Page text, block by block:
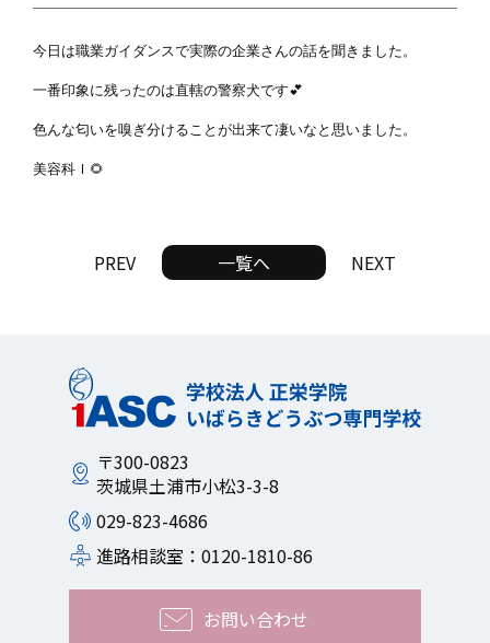
今日は職業ガイダンスで実際の企業さんの話を聞きました。
一番印象に残ったのは直轄の警察犬です💕
色んな匂いを嗅ぎ分けることが出来て凄いなと思いました。
美容科Ｉ🌻
PREV 一覧へ NEXT
〒300-0823
茨城県土浦市小松3-3-8
029-823-4686
進路相談室：0120-1810-86
お問い合わせ